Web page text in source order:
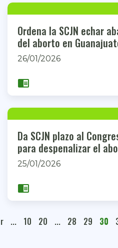
Ordena la SCJN echar
del aborto en
26/01/2026
chrome_reader_mode
Da SCJN plazo al
para despenalizar el
25/01/2026
chrome_reader_mode
... 10 20 ... 28 29 30